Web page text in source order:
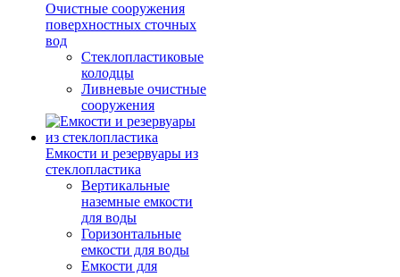
Очистные сооружения
поверхностных сточных
вод
Стеклопластиковые
колодцы
Ливневые очистные
сооружения
Емкости и резервуары из
стеклопластика
Вертикальные
наземные емкости
для воды
Горизонтальные
емкости для воды
Емкости для